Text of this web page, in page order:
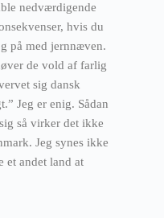
nedværdigende
hvis du
på med jernnæven.
de vold af farlig
sig dansk
Jeg er enig. Sådan
så virker det ikke
Jeg synes ikke
et andet land at